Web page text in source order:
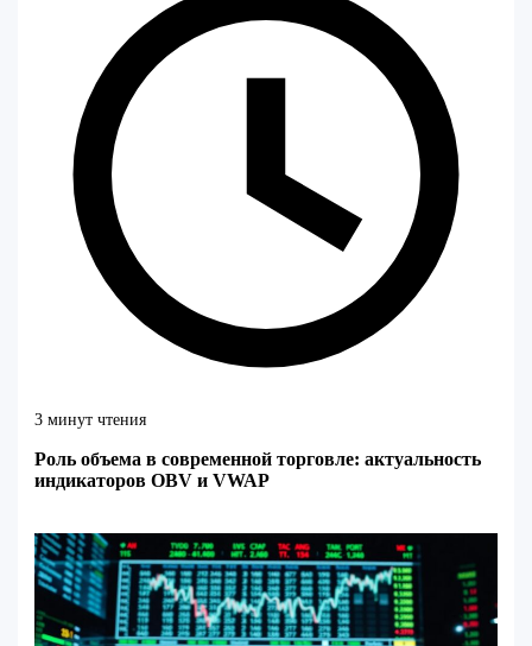
3 минут чтения
Роль объема в современной торговле: актуальность
индикаторов OBV и VWAP